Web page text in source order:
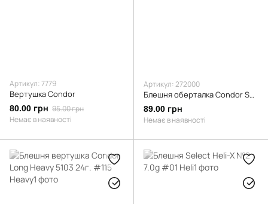
Артикул: 7779
Вертушка Condor
80.00 грн 95.00 грн
Немає в наявності
Артикул: 272000
Блешня оберталка Condor Super Vibbra (5181) №4 10 г, колір B20
89.00 грн
Немає в наявності